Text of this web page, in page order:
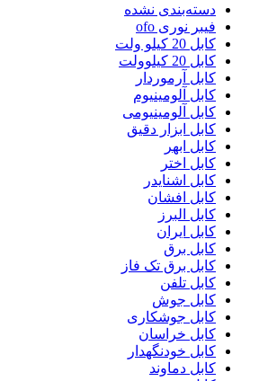
دسته‌بندی نشده
فیبر نوری ofo
کابل 20 کیلو ولت
کابل 20 کیلوولت
کابل آرموردار
کابل آلومینیوم
کابل آلومینیومی
کابل ابزار دقیق
کابل ابهر
کابل اختر
کابل اشنایدر
کابل افشان
کابل البرز
کابل ایران
کابل برق
کابل برق تک فاز
کابل تلفن
کابل جوش
کابل جوشکاری
کابل خراسان
کابل خودنگهدار
کابل دماوند